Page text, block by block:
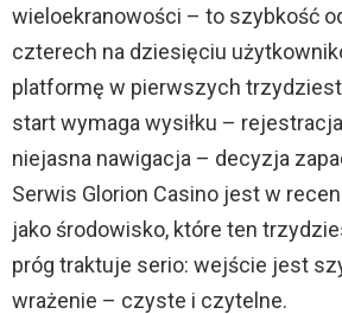
e
o
wieloekranowości – to szybkość
czterech na dziesięciu
platformę w pierwszych
start wymaga wysiłku –
niejasna nawigacja – decyzja
Serwis Glorion Casino jest w
jako środowisko, które ten
próg traktuje serio: wejście jest
wrażenie – czyste i czytelne.